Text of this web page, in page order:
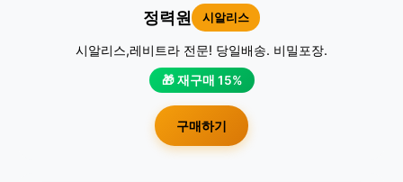
정력원 시알리스
시알리스,레비트라 전문! 당일배송. 비밀포장.
🎁 재구매 15%
구매하기